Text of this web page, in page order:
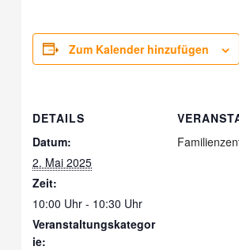
Zum Kalender hinzufügen
DETAILS
Datum:
2. Mai 2025
Zeit:
10:00 Uhr - 10:30 Uhr
Veranstaltungskategor
ie: